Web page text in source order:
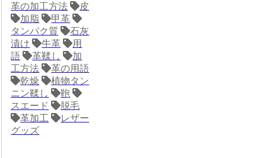
革の加工方法
皮
加脂
甲革
タンパク質
石灰
漬け
牛革
用
語
革鞣し
加
工方法
革の用語
乾燥
植物タン
ニン鞣し
鞄
スエード
脱毛
革加工
レザー
グッズ